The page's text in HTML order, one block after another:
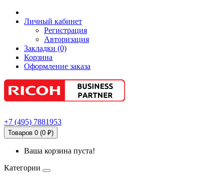
Личный кабинет
Регистрация
Авторизация
Закладки (0)
Корзина
Оформление заказа
+7 (495) 7881953
Товаров 0 (0 ₽)
Ваша корзина пуста!
Категории